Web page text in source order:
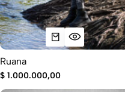
Ruana
$ 1.000.000,00